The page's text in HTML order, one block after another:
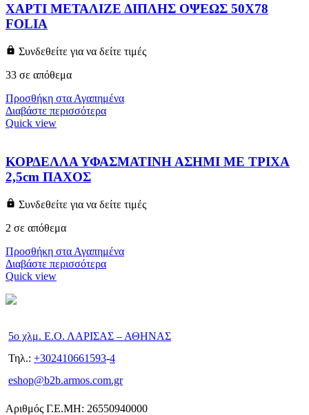
ΧΑΡΤΙ ΜΕΤΑΛΙΖΕ ΔΙΠΛΗΣ ΟΨΕΩΣ 50Χ78
FOLIA
Συνδεθείτε για να δείτε τιμές
33 σε απόθεμα
Προσθήκη στα Αγαπημένα
Διαβάστε περισσότερα
Quick view
ΚΟΡΔΕΛΛΑ ΥΦΑΣΜΑΤΙΝΗ ΑΣΗΜΙ ΜΕ ΤΡΙΧΑ
2,5cm ΠΑΧΟΣ
Συνδεθείτε για να δείτε τιμές
2 σε απόθεμα
Προσθήκη στα Αγαπημένα
Διαβάστε περισσότερα
Quick view
5ο χλμ. Ε.Ο. ΛΑΡΙΣΑΣ – ΑΘΗΝΑΣ
Τηλ.: +302410661593-4
eshop@b2b.armos.com.gr
Αριθμός Γ.Ε.ΜΗ: 26550940000